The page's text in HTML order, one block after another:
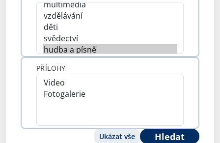
PŘÍLOHY
Ukázat vše Hledat